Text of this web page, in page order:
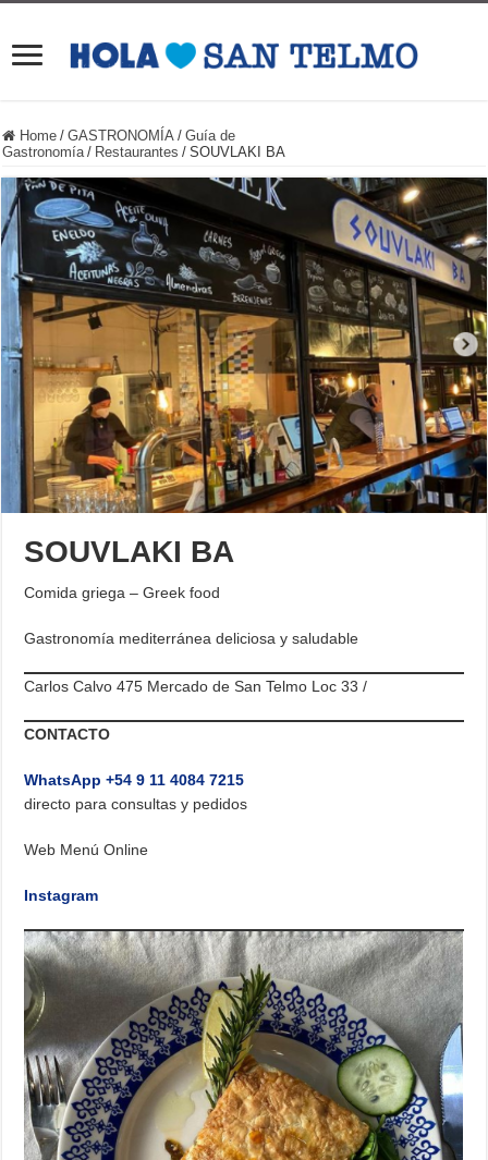
Home / GASTRONOMÍA / Guía de
Gastronomía / Restaurantes / SOUVLAKI BA
SOUVLAKI BA
Comida griega – Greek food
Gastronomía mediterránea deliciosa y saludable
Carlos Calvo 475 Mercado de San Telmo Loc 33 /
CONTACTO
WhatsApp +54 9 11 4084 7215
directo para consultas y pedidos
Web Menú Online
Instagram